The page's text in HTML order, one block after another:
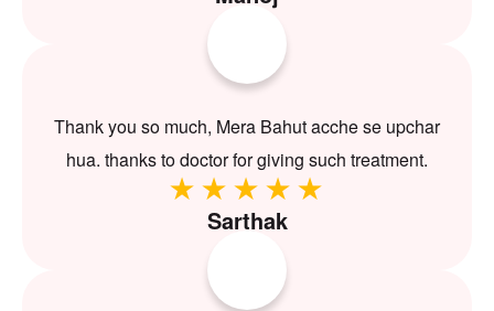
Thank you so much, Mera Bahut acche se upchar
hua. thanks to doctor for giving such treatment.
Sarthak